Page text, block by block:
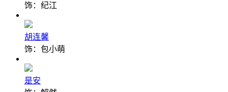
饰：纪江
胡连馨
饰：包小萌
是安